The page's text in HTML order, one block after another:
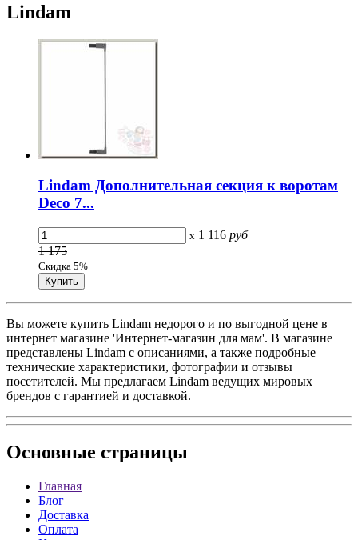
Lindam
Lindam Дополнительная секция к воротам
Deco 7...
x 1 116 руб
1 175
Скидка 5%
Вы можете купить Lindam недорого и по выгодной цене в
интернет магазине 'Интернет-магазин для мам'. В магазине
представлены Lindam с описаниями, а также подробные
технические характеристики, фотографии и отзывы
посетителей. Мы предлагаем Lindam ведущих мировых
брендов с гарантией и доставкой.
Основные страницы
Главная
Блог
Доставка
Оплата